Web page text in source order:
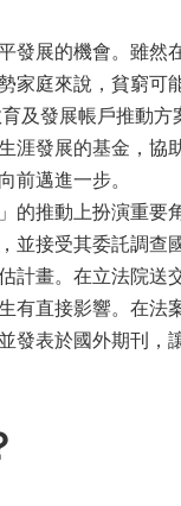
發展的機會。雖然
家庭來說，貧窮可
及發展帳戶推動方
涯發展的基金，協
前邁進一步。
的推動上扮演重要
並接受其委託調查
計畫。在立法院送
有直接影響。在法
發表於國外期刊，